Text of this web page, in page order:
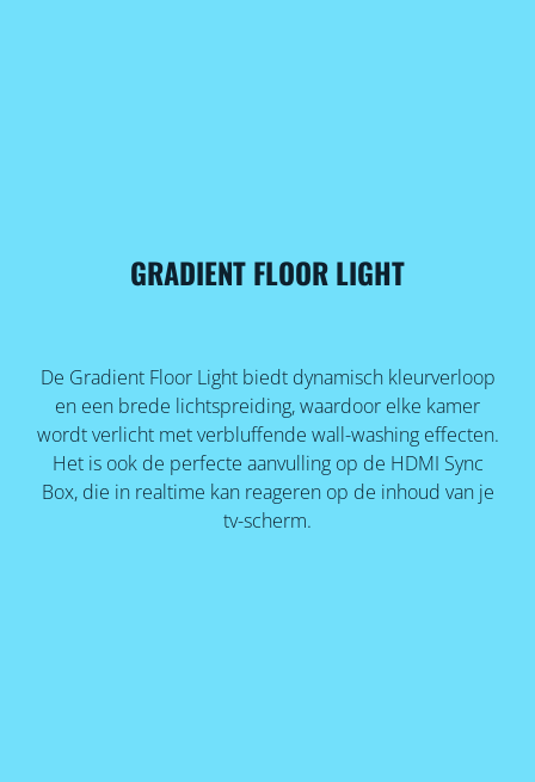
GRADIENT FLOOR LIGHT
De Gradient Floor Light biedt dynamisch kleurverloop
en een brede lichtspreiding, waardoor elke kamer
wordt verlicht met verbluffende wall-washing effecten.
Het is ook de perfecte aanvulling op de HDMI Sync
Box, die in realtime kan reageren op de inhoud van je
tv-scherm.